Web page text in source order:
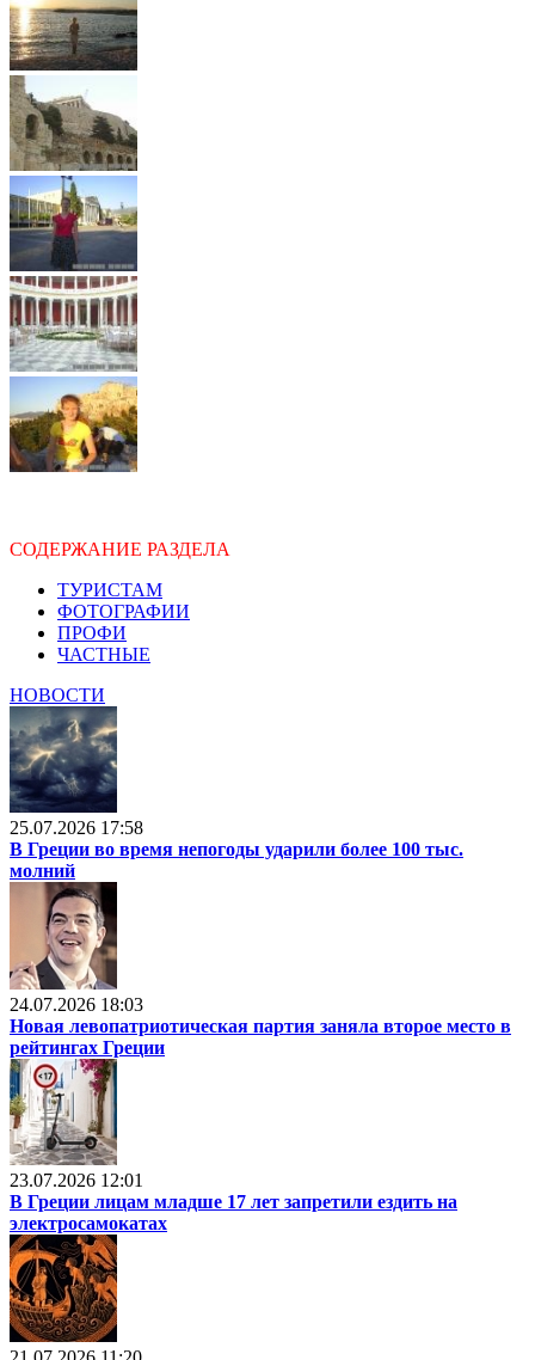
СОДЕРЖАНИЕ РАЗДЕЛА
ТУРИСТАМ
ФОТОГРАФИИ
ПРОФИ
ЧАСТНЫЕ
НОВОСТИ
25.07.2026 17:58
В Греции во время непогоды ударили более 100 тыс.
молний
24.07.2026 18:03
Новая левопатриотическая партия заняла второе место в
рейтингах Греции
23.07.2026 12:01
В Греции лицам младше 17 лет запретили ездить на
электросамокатах